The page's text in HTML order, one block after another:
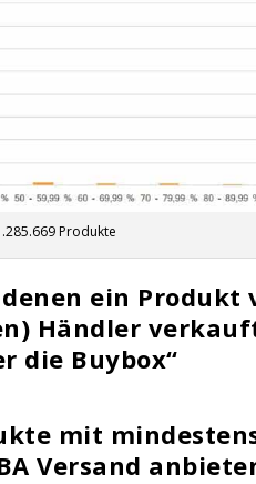
Produkte
ein Produkt
Händler
die Buybox“
mit
Versand